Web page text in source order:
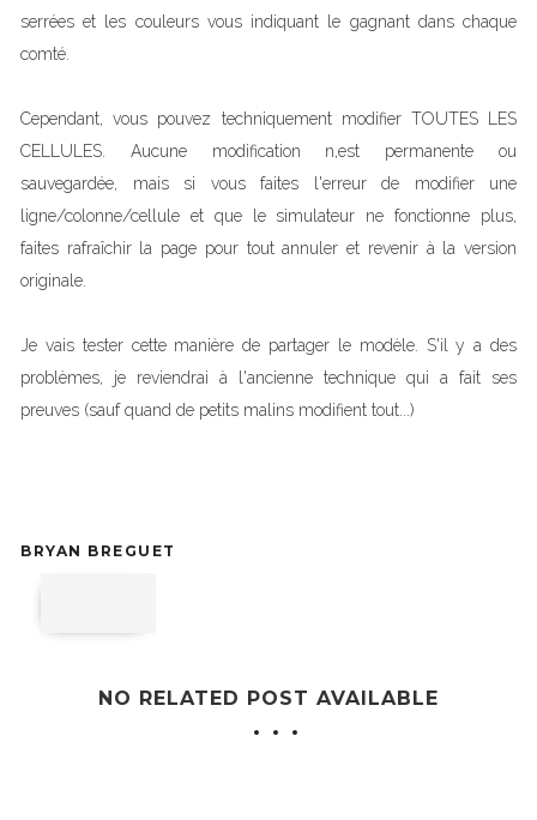
serrées et les couleurs vous indiquant le gagnant dans chaque
comté.
Cependant, vous pouvez techniquement modifier TOUTES LES
CELLULES. Aucune modification n,est permanente ou
sauvegardée, mais si vous faites l'erreur de modifier une
ligne/colonne/cellule et que le simulateur ne fonctionne plus,
faites rafraîchir la page pour tout annuler et revenir à la version
originale.
Je vais tester cette manière de partager le modèle. S'il y a des
problèmes, je reviendrai à l'ancienne technique qui a fait ses
preuves (sauf quand de petits malins modifient tout...)
BRYAN BREGUET
NO RELATED POST AVAILABLE